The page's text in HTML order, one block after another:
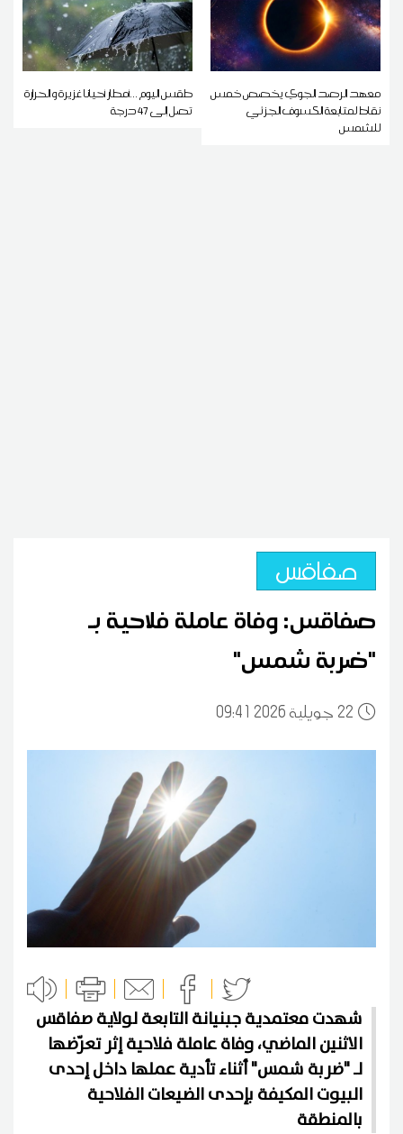
معهد الرصد الجوي يخصص خمس
نقاط لمتابعة الكسوف الجزئي
للشمس
طقس اليوم ...أمطار أحيانا غزيرة و الحرارة
تصل إلى 47 درجة
صفاقس
صفاقس: وفاة عاملة فلاحية بـ
"ضربة شمس"
22 09:41 2026 جويلية
شهدت معتمدية جبنيانة التابعة لولاية صفاقس
الاثنين الماضي، وفاة عاملة فلاحية إثر تعرّضها
لـ "ضربة شمس" أثناء تأدية عملها داخل إحدى
البيوت المكيفة بإحدى الضيعات الفلاحية
بالمنطقة